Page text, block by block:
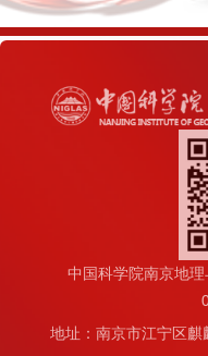
中国科学院南京地
地址：南京市江宁区